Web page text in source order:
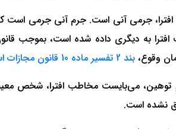
جرمی آنی است. جرم آنی جرمی است
افترا به دیگری داده شده است، بموجب
وقوع، بند 2 تفسیر ماده 10 قانون مجازات اسلامی
توهین، می‌بایست مخاطب افترا،
نشده است.